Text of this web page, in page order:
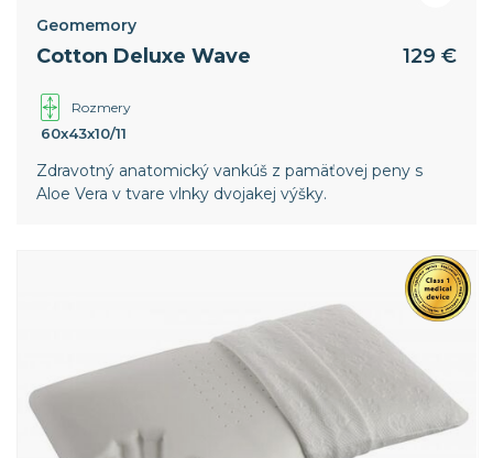
Geomemory
Cotton Deluxe Wave 129 €
Rozmery
60x43x10/11
Zdravotný anatomický vankúš z pamäťovej peny s
Aloe Vera v tvare vlnky dvojakej výšky.